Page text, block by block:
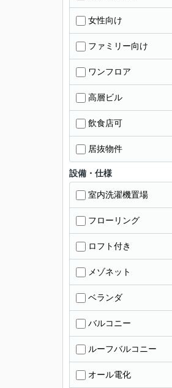
女性向け
ファミリー向け
ワンフロア
高層ビル
飲食店可
居抜物件
設備・仕様
室内洗濯機置場
フローリング
ロフト付き
メゾネット
ベランダ
バルコニー
ルーフバルコニー
オール電化